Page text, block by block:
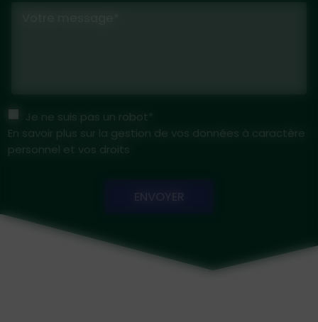
Je ne suis pas un robot*
En savoir plus sur la gestion de vos données à caractère
personnel et vos droits